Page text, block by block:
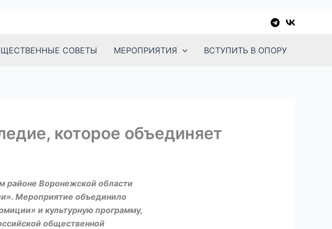
СОВЕТЫ МЕРОПРИЯТИЯ ВСТУПИТЬ В ОПОРУ
которое объединяет
районе Воронежской области
Мероприятие объединило
и культурную программу,
общественной